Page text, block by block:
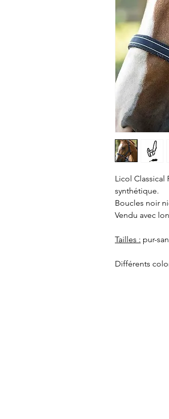
Licol
synthétique.
Boucles noir
Vendu avec
Tailles : pur-
Différents